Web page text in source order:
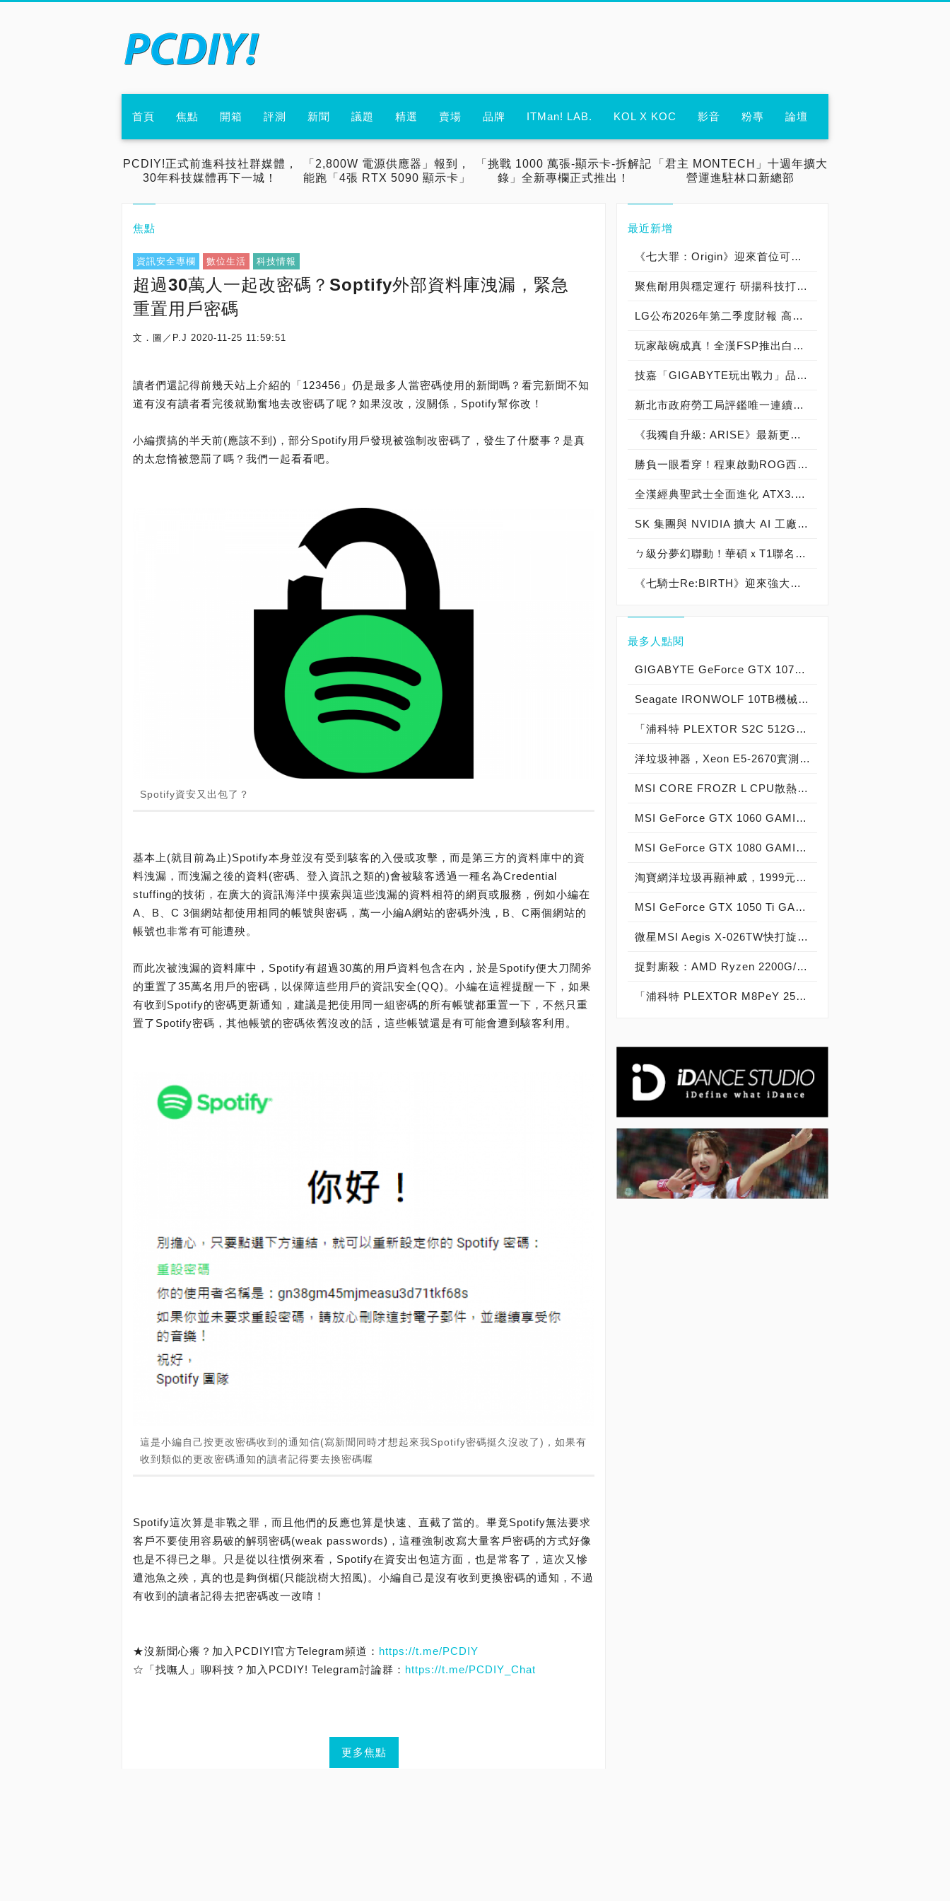
首頁 焦點 開箱 評測 新聞 議題 精選 賣場 品牌 ITMan! LAB. KOL X KOC 影音 粉專 論壇
PCDIY!正式前進科技社群媒體，
30年科技媒體再下一城！
「2,800W 電源供應器」報到，
能跑「4張 RTX 5090 顯示卡」
「挑戰 1000 萬張-顯示卡-拆解記
錄」全新專欄正式推出！
「君主 MONTECH」十週年擴大
營運進駐林口新總部
焦點
資訊安全專欄 數位生活 科技情報
超過30萬人一起改密碼？Soptify外部資料庫洩漏，緊急
重置用戶密碼
文．圖／P.J 2020-11-25 11:59:51
讀者們還記得前幾天站上介紹的「123456」仍是最多人當密碼使用的新聞嗎？看完新聞不知
道有沒有讀者看完後就勤奮地去改密碼了呢？如果沒改，沒關係，Spotify幫你改！
小編撰搞的半天前(應該不到)，部分Spotify用戶發現被強制改密碼了，發生了什麼事？是真
的太怠惰被懲罰了嗎？我們一起看看吧。
Spotify資安又出包了？
基本上(就目前為止)Spotify本身並沒有受到駭客的入侵或攻擊，而是第三方的資料庫中的資
料洩漏，而洩漏之後的資料(密碼、登入資訊之類的)會被駭客透過一種名為Credential
stuffing的技術，在廣大的資訊海洋中摸索與這些洩漏的資料相符的網頁或服務，例如小編在
A、B、C 3個網站都使用相同的帳號與密碼，萬一小編A網站的密碼外洩，B、C兩個網站的
帳號也非常有可能遭殃。
而此次被洩漏的資料庫中，Spotify有超過30萬的用戶資料包含在內，於是Spotify便大刀闊斧
的重置了35萬名用戶的密碼，以保障這些用戶的資訊安全(QQ)。小編在這裡提醒一下，如果
有收到Spotify的密碼更新通知，建議是把使用同一組密碼的所有帳號都重置一下，不然只重
置了Spotify密碼，其他帳號的密碼依舊沒改的話，這些帳號還是有可能會遭到駭客利用。
這是小編自己按更改密碼收到的通知信(寫新聞同時才想起來我Spotify密碼挺久沒改了)，如果有
收到類似的更改密碼通知的讀者記得要去換密碼喔
Spotify這次算是非戰之罪，而且他們的反應也算是快速、直截了當的。畢竟Spotify無法要求
客戶不要使用容易破的解弱密碼(weak passwords)，這種強制改寫大量客戶密碼的方式好像
也是不得已之舉。只是從以往慣例來看，Spotify在資安出包這方面，也是常客了，這次又慘
遭池魚之殃，真的也是夠倒楣(只能說樹大招風)。小編自己是沒有收到更換密碼的通知，不過
有收到的讀者記得去把密碼改一改唷！
★沒新聞心癢？加入PCDIY!官方Telegram頻道： https://t.me/PCDIY
☆「找嘸人」聊科技？加入PCDIY! Telegram討論群： https://t.me/PCDIY_Chat
更多焦點
最近新增
《七大罪：Origin》迎來首位可遊玩十誡角色「德里艾利」
聚焦耐用與穩定運行 研揚科技打造新一代 COM Express Type 6 模組
LG公布2026年第二季度財報 高附加價值產品銷售成長與成本競爭力提升，營業獲利年增 147%
玩家敲碗成真！全漢FSP推出白色 VITA PM MIT 1000W 靜音電源純白上市！ MIT 白金電源首度披上純白戰袍，支援 ATX 3.1、PCIe 5.1，10年保固！
技嘉「GIGABYTE玩出戰力」品牌活動8/3讓玩家「找到專屬配備」
新北市政府勞工局評鑑唯一連續三年獲獎企業！ 宏正三度榮膺新北市政府<友善移工企業>殊榮
《我獨自升級: ARISE》最新更新 成振宇覺醒闇影君主繼承者
勝負一眼看穿！程東啟動ROG西風之神 雙螢幕AI致勝全局
全漢經典聖武士全面進化 ATX3.1，價格不變！FSP VIC BD+ 電競入門最強銅牌電源！ ATX 3.1、全新壓紋線材、登錄享 5 年保固，打造新世代入門電競首選
SK 集團與 NVIDIA 擴大 AI 工廠與次世代記憶體策略合作 規模逾 5,000 億美元的 NVIDIA-SK AI 計畫（NVIDIA-SK AI Initiative）， 涵蓋 SK Telecom 最高達 2GW 的 AI 工廠，以及與 SK 海力士的長期 AI 記憶體合作
ㄅ級分夢幻聯動！華碩ｘT1聯名顯示卡全台盛大開賣
《七騎士Re:BIRTH》迎來強大的全新英雄[天劍]宣嵐 同步推出韓國主題劇情
最多人點閱
GIGABYTE GeForce GTX 1070 Xtreme Gaming實測開箱，電競級顯示卡中的頂尖之作！
Seagate IRONWOLF 10TB機械硬碟實測開箱，氦氣填充那嘶狼守護者NAS HDD
「浦科特 PLEXTOR S2C 512GB SSD」實測開箱，超值型固態硬碟中的優質好貨！
洋垃圾神器，Xeon E5-2670實測開箱大作戰！
MSI CORE FROZR L CPU散熱器實測開箱，微星電競產品再添新兵
MSI GeForce GTX 1060 GAMING X 6G實測開箱，玩家級電競顯示卡中的神兵利器！
MSI GeForce GTX 1080 GAMING X 8G實測開箱，史上最強大Pascal自製顯示卡全面來襲！
淘寶網洋垃圾再顯神威，1999元買到8核心16執行緒Xeon E5-2670神器級處理器！
MSI GeForce GTX 1050 Ti GAMING X 4G實測開箱，中階電競顯示卡中的玩家精品！
微星MSI Aegis X-026TW快打旋風V同梱版實測開箱，VR電競桌機的頂尖之作！
捉對廝殺：AMD Ryzen 2200G/2400G VS Intel Core i3-8100/i5-8400
「浦科特 PLEXTOR M8PeY 256GB、512GB、1TB」實測開箱，玩家級NVMe型PCIe 3.0 x4 SSD效能實測大作戰！